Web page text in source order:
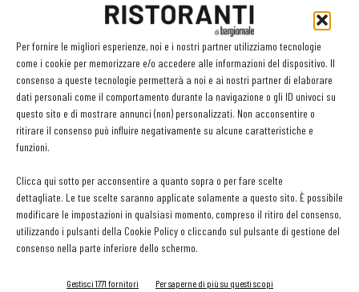
Per fornire le migliori esperienze, noi e i nostri partner utilizziamo tecnologie
come i cookie per memorizzare e/o accedere alle informazioni del dispositivo. Il
consenso a queste tecnologie permetterà a noi e ai nostri partner di elaborare
dati personali come il comportamento durante la navigazione o gli ID univoci su
questo sito e di mostrare annunci (non) personalizzati. Non acconsentire o
ritirare il consenso può influire negativamente su alcune caratteristiche e
funzioni.
Clicca qui sotto per acconsentire a quanto sopra o per fare scelte
dettagliate. Le tue scelte saranno applicate solamente a questo sito. È possibile
modificare le impostazioni in qualsiasi momento, compreso il ritiro del consenso,
utilizzando i pulsanti della Cookie Policy o cliccando sul pulsante di gestione del
consenso nella parte inferiore dello schermo.
Gestisci 1771 fornitori Per saperne di più su questi scopi
Recensioni online, Fipe e le associazioni del turismo chiedono
modifiche alle Linee Guida dell’Antitrust
20 Luglio 2026
EDICOLA WEB